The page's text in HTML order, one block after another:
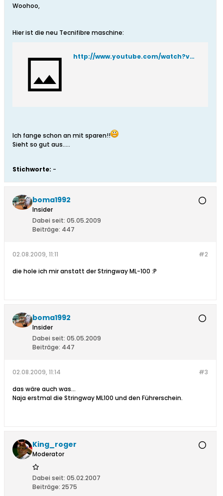
Woohoo,
Hier ist die neu Tecnifibre maschine:
http://www.youtube.com/watch?v=bPrmFWoXyQw
Ich fange schon an mit sparen!!
Sieht so gut aus.....
Stichworte: -
boma1992
Insider
Dabei seit: 05.05.2009
Beiträge: 447
#2
02.08.2009, 11:11
die hole ich mir anstatt der Stringway ML-100 :P
boma1992
Insider
Dabei seit: 05.05.2009
Beiträge: 447
#3
02.08.2009, 11:14
das wäre auch was...
Naja erstmal die Stringway ML100 und den Führerschein.
King_roger
Moderator
Dabei seit: 05.02.2007
Beiträge: 2575